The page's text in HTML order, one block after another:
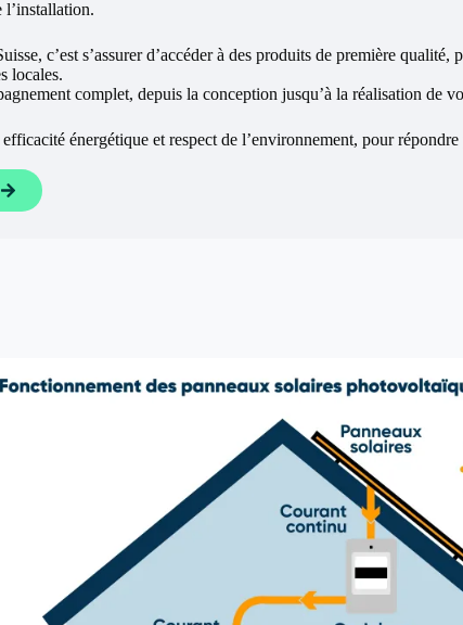
l’installation.
c’est s’assurer d’accéder à des produits de première qualité,
locales.
complet, depuis la conception jusqu’à la réalisation de
énergétique et respect de l’environnement, pour